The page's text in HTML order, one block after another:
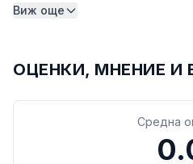
влага и ниски температури.
Клас: C1 (съгл. EN
Дебелина на слоя: 3 – 5
Разходна норма: около
Виж още
ОЦЕНКИ, МНЕНИЕ И
Средна